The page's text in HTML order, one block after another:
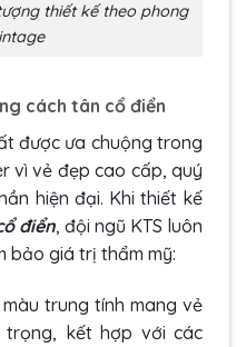
thiết kế theo phong
cách tân cổ điển
được ưa chuộng trong
vì vẻ đẹp cao cấp, quý
hiện đại. Khi thiết kế
điển, đội ngũ KTS luôn
bảo giá trị thẩm mỹ:
trung tính mang vẻ
trọng, kết hợp với các